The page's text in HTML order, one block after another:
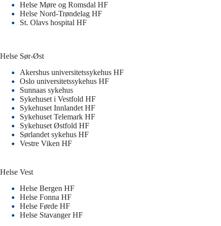
Helse Møre og Romsdal HF
Helse Nord-Trøndelag HF
St. Olavs hospital HF
Helse Sør-Øst
Akershus universitetssykehus HF
Oslo universitetssykehus HF
Sunnaas sykehus
Sykehuset i Vestfold HF
Sykehuset Innlandet HF
Sykehuset Telemark HF
Sykehuset Østfold HF
Sørlandet sykehus HF
Vestre Viken HF
Helse Vest
Helse Bergen HF
Helse Fonna HF
Helse Førde HF
Helse Stavanger HF